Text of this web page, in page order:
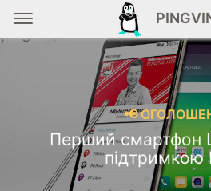
📢
Перший смартфон
підтримкою